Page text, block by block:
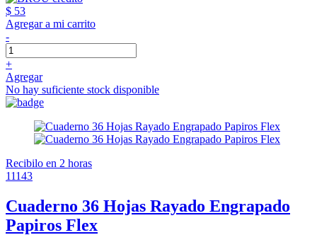
$ 53
Agregar a mi carrito
-
+
Agregar
No hay suficiente stock disponible
Recibilo en 2 horas
11143
Cuaderno 36 Hojas Rayado Engrapado
Papiros Flex